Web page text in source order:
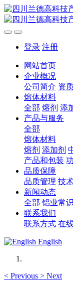
登录 注册
网站首页
企业概况
公司简介 资
熔体材料
全部 熔剂 添
产品与服务
全部
熔体材料
熔剂 添加剂
产品和包装
品质保障
品质管理 技
新闻动态
全部 铝业常识
联系我们
联系方式 在
English
< Previous > Next